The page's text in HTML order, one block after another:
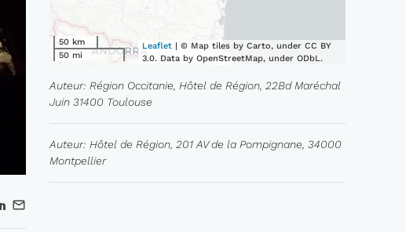
50 km
50 mi
Leaflet | © Map tiles by Carto, under CC BY
3.0. Data by OpenStreetMap, under ODbL.
Auteur: Région Occitanie, Hôtel de Région, 22Bd Maréchal
Juin 31400 Toulouse
Auteur: Hôtel de Région, 201 AV de la Pompignane, 34000
Montpellier